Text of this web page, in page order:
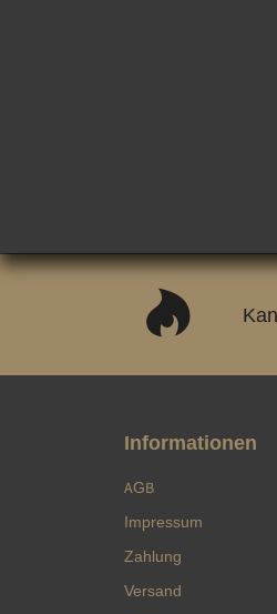
Informationen
AGB
Impressum
Zahlung
Versand